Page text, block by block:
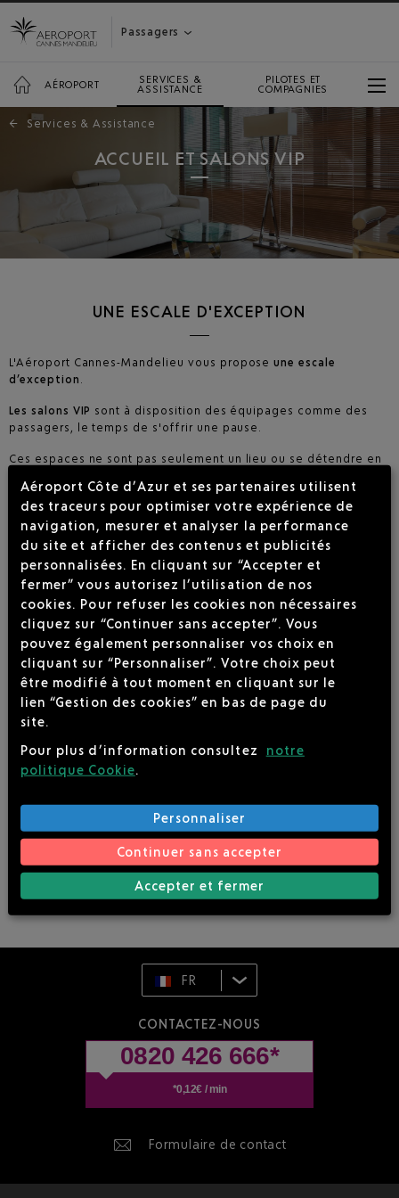
Passagers
AÉROPORT SERVICES &
ASSISTANCE
PILOTES ET
COMPAGNIES
← Services & Assistance
ACCUEIL ET SALONS VIP
UNE ESCALE D'EXCEPTION
L'Aéroport Cannes-Mandelieu vous proposeune escale
d’exception .
Les salons VIP sont à disposition des équipages comme des
passagers, le temps de s'offrir une pause.
Ces espaces ne sont pas seulement un lieu ou se détendre en
raffinement pour une tranquillité absolue .
Dans les espaces VIP de l'Aéroport Cannes-Mandelieu, vous
patienterez en toute sérénité le temps de rejoindre
rapidement et facilement par route ou voie aérienne
(hélicoptères) la technopole de Sophia-Antipolis, les stations
de ski, mais également Saint-Tropez ou la Principauté de
Monaco.
Les services d'accueil :
Accompagnement des passagers et des bagages
Salon VIP et salle de repos équipages avec accès internet
équipages
FR
CONTACTEZ-NOUS
0820 426 666*
*0,12€ / min
Formulaire de contact
Aéroport Côte d’Azur et ses partenaires utilisent
des traceurs pour optimiser votre expérience de
navigation, mesurer et analyser la performance
du site et afficher des contenus et publicités
personnalisées. En cliquant sur “Accepter et
fermer” vous autorisez l’utilisation de nos
cookies. Pour refuser les cookies non nécessaires
cliquez sur “Continuer sans accepter”. Vous
pouvez également personnaliser vos choix en
cliquant sur “Personnaliser”. Votre choix peut
être modifié à tout moment en cliquant sur le
lien “Gestion des cookies” en bas de page du
site.
Pour plus d’information consultez
notre
politique Cookie
Personnaliser
Continuer sans accepter
Accepter et fermer